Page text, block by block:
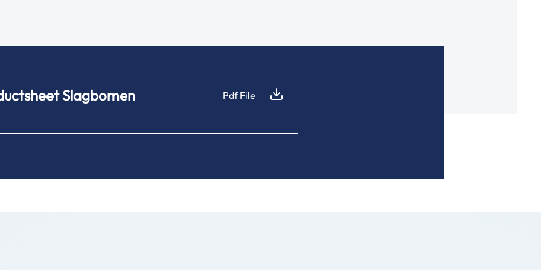
Slagbomen Pdf File